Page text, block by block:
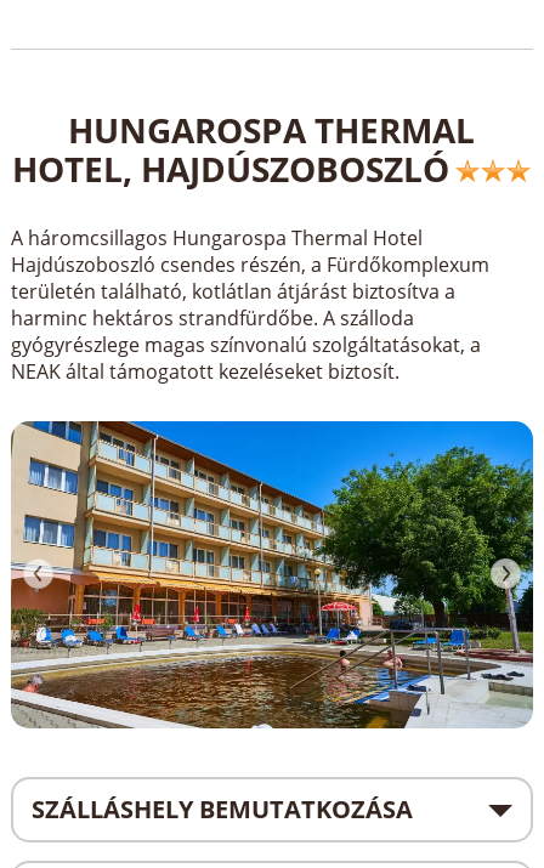
HUNGAROSPA THERMAL
HOTEL, HAJDÚSZOBOSZLÓ
A háromcsillagos Hungarospa Thermal Hotel
Hajdúszoboszló csendes részén, a Fürdőkomplexum
területén található, kotlátlan átjárást biztosítva a
harminc hektáros strandfürdőbe. A szálloda
gyógyrészlege magas színvonalú szolgáltatásokat, a
NEAK által támogatott kezeléseket biztosít.
SZÁLLÁSHELY BEMUTATKOZÁSA